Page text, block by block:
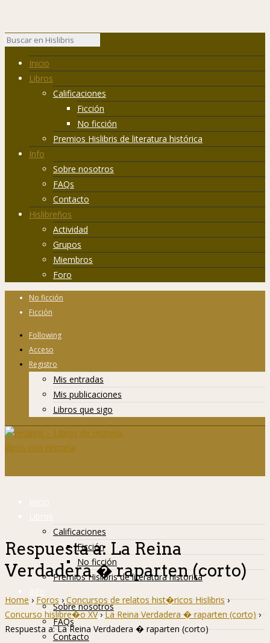
Inicio
Libros
Calificaciones
Ficción
No ficción
Premios Hislibris de literatura histórica
Info
Sobre nosotros
FAQs
Contacto
Hislibreños
Actividad
Grupos
Miembros
Foro
No ficción
Ficción
Following
Acceso
Registro
Mis entradas
Mis publicaciones
Libros que sigo
Inicio
Libros
Calificaciones
Ficción
No ficción
Premios Hislibris de literatura histórica
Info
Sobre nosotros
FAQs
Contacto
Respuesta a: La Reina
Verdadera � raparten (corto)
Home › Foros › Concursos de relatos hist�ricos Hislibris ›
Concurso hislibre�o XV › La Reina Verdadera � raparten (corto) ›
Respuesta a: La Reina Verdadera � raparten (corto)